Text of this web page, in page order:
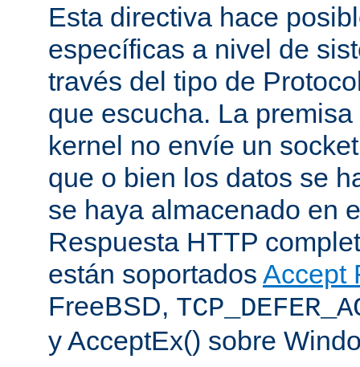
Esta directiva hace
específicas a nivel de
través del tipo de
que escucha. La
kernel no envíe un
que o bien los datos se
se haya almacenado en
Respuesta HTTP
están soportados Accept
FreeBSD,
y AcceptEx() sobre